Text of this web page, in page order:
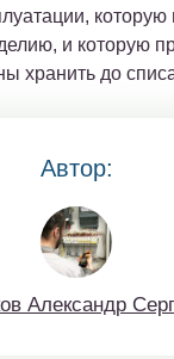
которую
и которую
хранить до
Автор:
Aлeксaндр